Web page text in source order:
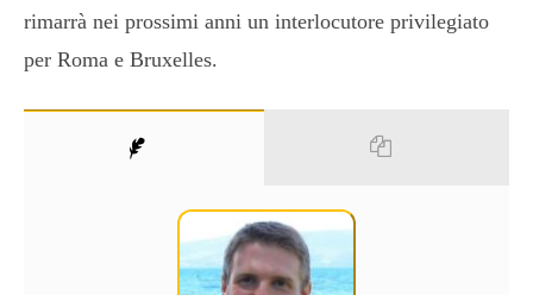
rimarrà nei prossimi anni un interlocutore privilegiato
per Roma e Bruxelles.